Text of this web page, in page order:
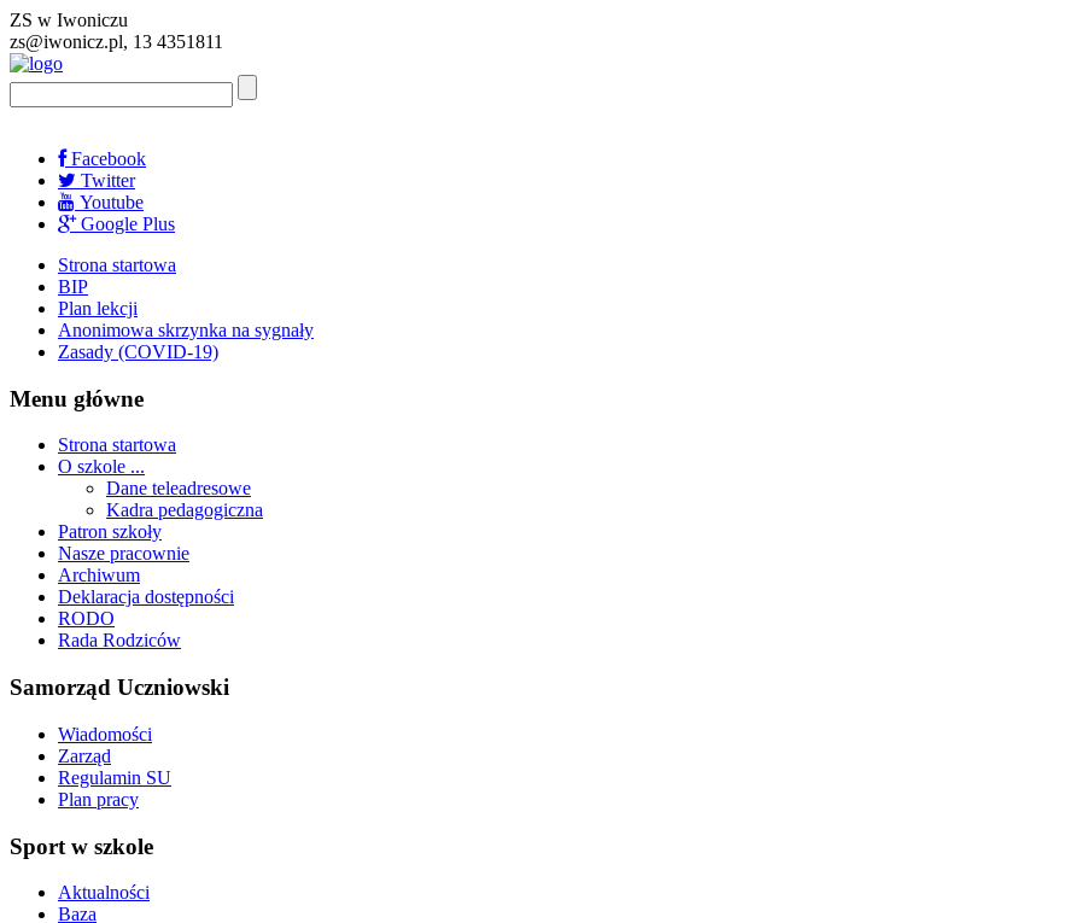
ZS w Iwoniczu
zs@iwonicz.pl, 13 4351811
Facebook
Twitter
Youtube
Google Plus
Strona startowa
BIP
Plan lekcji
Anonimowa skrzynka na sygnały
Zasady (COVID-19)
Menu główne
Strona startowa
O szkole ...
Dane teleadresowe
Kadra pedagogiczna
Patron szkoły
Nasze pracownie
Archiwum
Deklaracja dostępności
RODO
Rada Rodziców
Samorząd Uczniowski
Wiadomości
Zarząd
Regulamin SU
Plan pracy
Sport w szkole
Aktualności
Baza